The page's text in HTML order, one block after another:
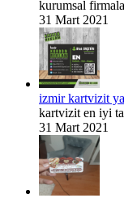
kurumsal
31 Mart 2021
izmir kartvizit
kartvizit en iyi
31 Mart 2021